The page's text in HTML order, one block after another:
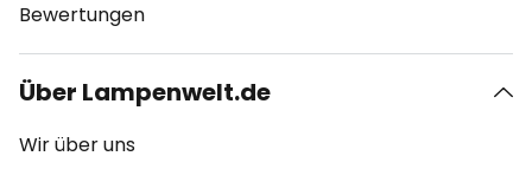
Bewertungen
Über Lampenwelt.de
Wir über uns